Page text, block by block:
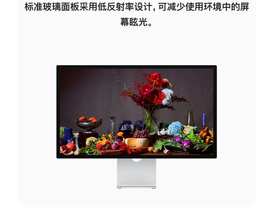
标准玻璃面板采用低反射率设计，可减少使用环境中的屏
幕眩光。